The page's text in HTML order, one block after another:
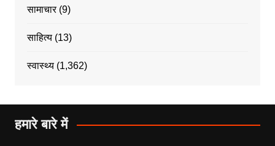
सामाचार(9)
साहित्य(13)
स्वास्थ्य(1,362)
हमारे बारे में